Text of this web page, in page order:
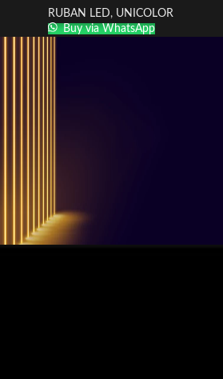
RUBAN LED, UNICOLOR
Buy via WhatsApp